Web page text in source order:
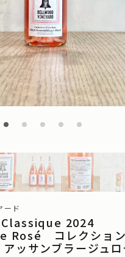
ード
2024
Rosé コレクショ
ッサンブラージュロ